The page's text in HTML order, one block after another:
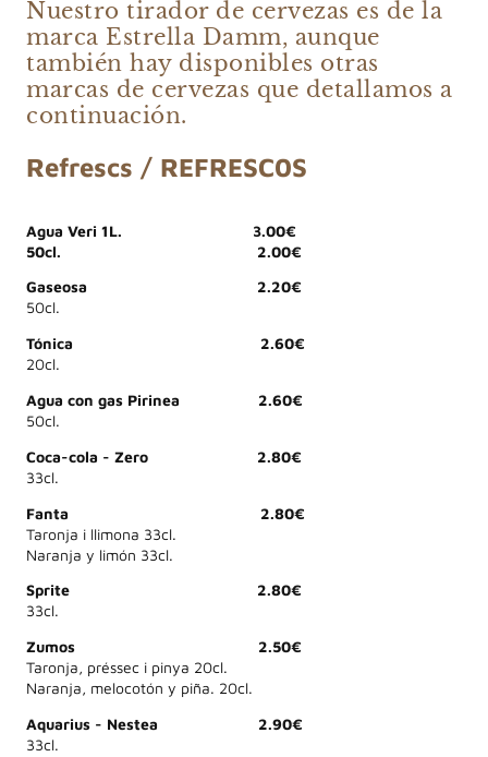
Nuestro tirador de cervezas es de la
marca Estrella Damm, aunque
también hay disponibles otras
marcas de cervezas que detallamos a
continuación.
Refrescs / REFRESC0S
Agua Veri 1L. 3.00€
50cl. 2.00€
Gaseosa 2.20€
50cl.
Tónica 2.60€
20cl.
Agua con gas Pirinea 2.60€
50cl.
Coca-cola - Zero 2.80€
33cl.
Fanta 2.80€
Taronja i llimona 33cl.
Naranja y limón 33cl.
Sprite 2.80€
33cl.
Zumos 2.50€
Taronja, préssec i pinya 20cl.
Naranja, melocotón y piña. 20cl.
Aquarius - Nestea 2.90€
33cl.